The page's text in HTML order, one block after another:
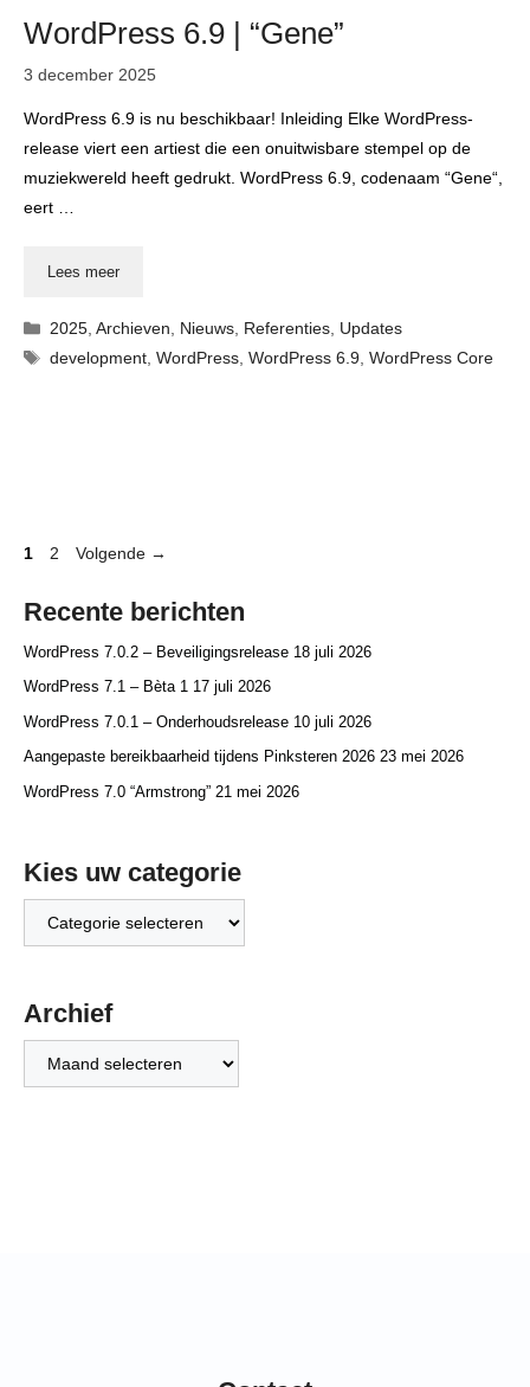
WordPress 6.9 | “Gene”
3 december 2025
WordPress 6.9 is nu beschikbaar! Inleiding Elke WordPress-
release viert een artiest die een onuitwisbare stempel op de
muziekwereld heeft gedrukt. WordPress 6.9, codenaam “Gene“,
eert …
Lees meer
Categorieën
2025 ,Archieven Nieuws Referenties Updates
Tags
development ,WordPress ,WordPress 6.9 ,WordPress Core
Pagina
1 Pagina
2 Volgende →
Recente berichten
WordPress 7.0.2 – Beveiligingsrelease 18 juli 2026
WordPress 7.1 – Bèta 1 17 juli 2026
WordPress 7.0.1 – Onderhoudsrelease 10 juli 2026
Aangepaste bereikbaarheid tijdens Pinksteren 2026 23 mei 2026
WordPress 7.0 “Armstrong” 21 mei 2026
Kies uw categorie
Archief